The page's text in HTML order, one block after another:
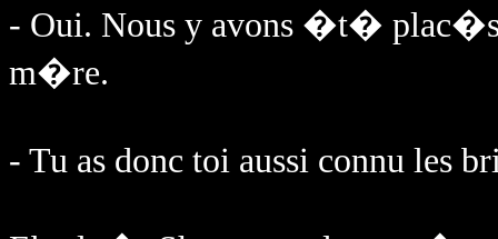
- Oui. Nous y avons �t�
m�re.
- Tu as donc toi aussi connu les